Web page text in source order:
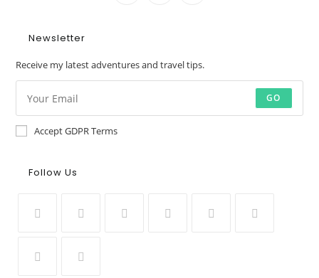
Newsletter
Receive my latest adventures and travel tips.
GO
Accept GDPR Terms
Follow Us